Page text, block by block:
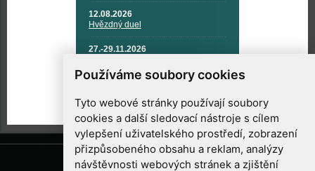
Používáme soubory cookies
Tyto webové stránky používají soubory
cookies a další sledovací nástroje s cílem
vylepšení uživatelského prostředí, zobrazení
přizpůsobeného obsahu a reklam, analýzy
návštěvnosti webových stránek a zjištění
12.08.2026
Hvězdný duel
27.-29.11.2026
TECHNIKA A KOSMICKÉ
TECHNOLOGIE